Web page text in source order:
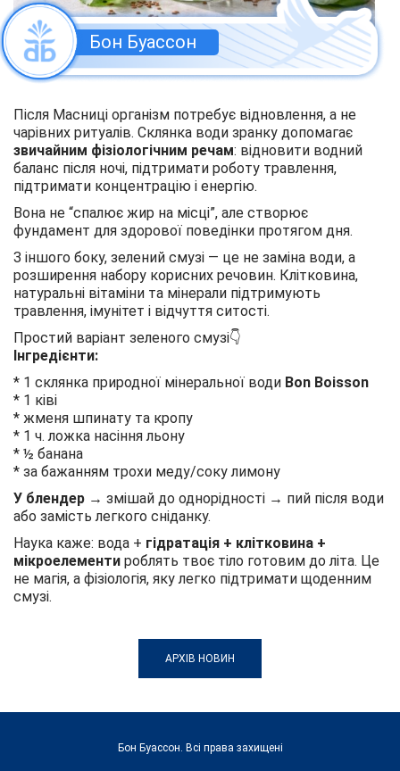
Бон Буассон
Після Масниці організм потребує відновлення, а не
чарівних ритуалів. Склянка води зранку допомагає
звичайним фізіологічним речам: відновити водний
баланс після ночі, підтримати роботу травлення,
підтримати концентрацію і енергію.
Вона не “спалює жир на місці”, але створює
фундамент для здорової поведінки протягом дня.
З іншого боку, зелений смузі — це не заміна води, а
розширення набору корисних речовин. Клітковина,
натуральні вітаміни та мінерали підтримують
травлення, імунітет і відчуття ситості.
Простий варіант зеленого смузі👇
Інгредієнти:
* 1 склянка природної мінеральної води Bon Boisson
* 1 ківі
* жменя шпинату та кропу
* 1 ч. ложка насіння льону
* ½ банана
* за бажанням трохи меду/соку лимону
У блендер → змішай до однорідності → пий після води
або замість легкого сніданку.
Наука каже: вода + гідратація + клітковина +
мікроелементи роблять твоє тіло готовим до літа. Це
не магія, а фізіологія, яку легко підтримати щоденним
смузі.
АРХІВ НОВИН
Бон Буассон. Всі права захищені